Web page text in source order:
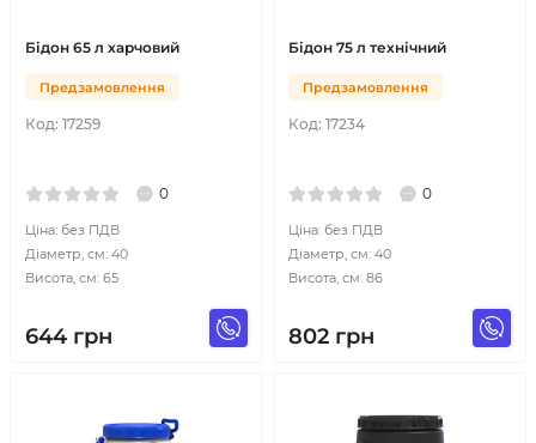
Бідон 65 л харчовий
Код: 17259
Предзамовлення
0
Ціна: без ПДВ
Діаметр, см: 40
Висота, см: 65
644 грн
Бідон 75 л технічний
Код: 17234
Предзамовлення
0
Ціна: без ПДВ
Діаметр, см: 40
Висота, см: 86
802 грн